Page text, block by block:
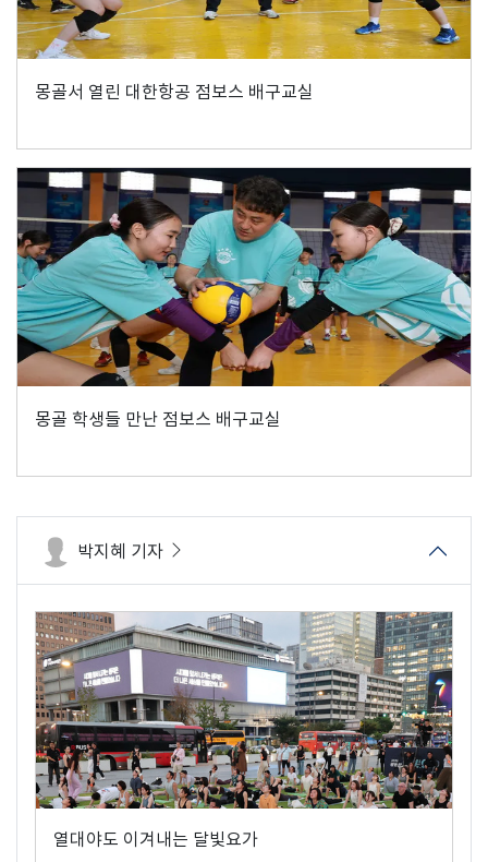
몽골서 열린 대한항공 점보스 배구교실
몽골 학생들 만난 점보스 배구교실
박지혜 기자
열대야도 이겨내는 달빛요가